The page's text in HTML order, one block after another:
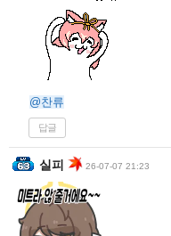
@찬류
답글
실피 26-07-07 21:23